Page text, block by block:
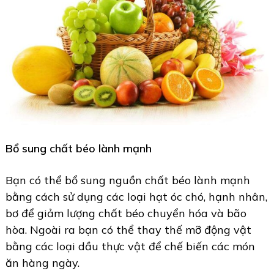
Bổ sung chất béo lành mạnh
Bạn có thể bổ sung nguồn chất béo lành mạnh
bằng cách sử dụng các loại hạt óc chó, hạnh nhân,
bơ để giảm lượng chất béo chuyển hóa và bão
hòa. Ngoài ra bạn có thể thay thế mỡ động vật
bằng các loại dầu thực vật để chế biến các món
ăn hàng ngày.